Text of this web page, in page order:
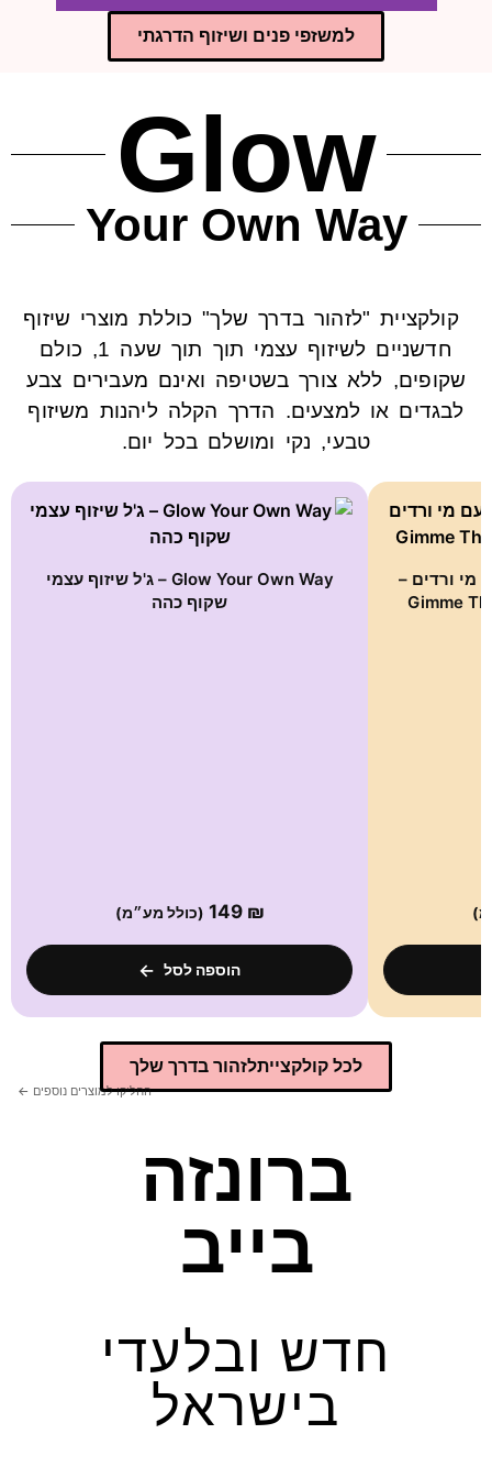
חמאת גוף זוהרת
עשירה של חמאת מורומורו,
שיאה וקקאו עם נגיעה עדינה
של שיזוף
לעוד פרטים ורכישה
למשזפי פנים ושיזוף הדרגתי
Glow
Your Own Way
Glow Your Own Way – ג'ל שיזוף עצמי
שקוף כהה
(כולל מע״מ)
הוספה לסל
–
"לזהור בדרך שלך" כוללת מוצרי שיזוף
חדשניים לשיזוף עצמי תוך תוך שעה 1, כולם
ללא צורך בשטיפה ואינם מעבירים צבע
או למצעים. הדרך הקלה ליהנות משיזוף
טבעי, נקי ומושלם בכל יום.
לכל קולקצייתלזהור בדרך שלך
ברונזה
בייב
חדש ובלעדי
בישראל